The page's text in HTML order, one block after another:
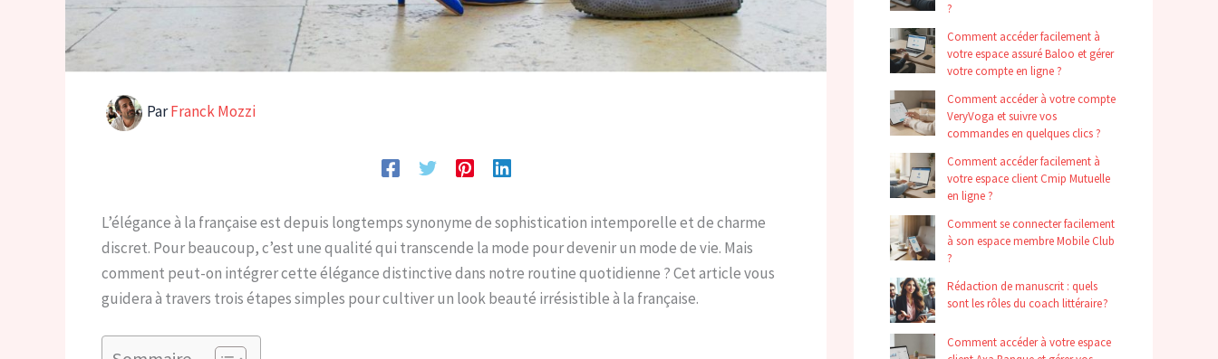
ParFranck Mozzi
L’élégance à la française est depuis longtemps synonyme de sophistication intemporelle et de charme
discret. Pour beaucoup, c’est une qualité qui transcende la mode pour devenir un mode de vie. Mais
comment peut-on intégrer cette élégance distinctive dans notre routine quotidienne ? Cet article vous
guidera à travers trois étapes simples pour cultiver un look beauté irrésistible à la française.
?
Comment accéder facilement à
votre espace assuré Baloo et gérer
votre compte en ligne ?
Comment accéder à votre compte
VeryVoga et suivre vos
commandes en quelques clics ?
Comment accéder facilement à
votre espace client Cmip Mutuelle
en ligne ?
Comment se connecter facilement
à son espace membre Mobile Club
?
Rédaction de manuscrit : quels
sont les rôles du coach littéraire ?
Comment accéder à votre espace